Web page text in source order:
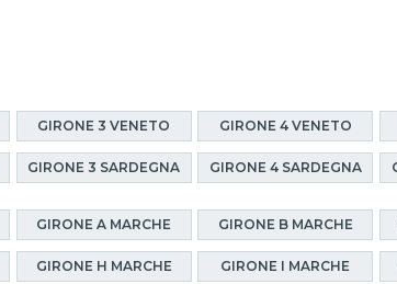
GIRONE 3 VENETO GIRONE 4 VENETO
GIRONE 3 SARDEGNA GIRONE 4 SARDEGNA
GIRONE A MARCHE GIRONE B MARCHE
GIRONE H MARCHE GIRONE I MARCHE